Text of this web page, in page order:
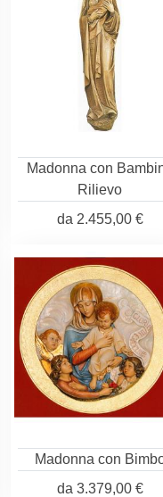
Madonna con
Rilievo
da 2.455,00 €
Madonna con
da 3.379,00 €